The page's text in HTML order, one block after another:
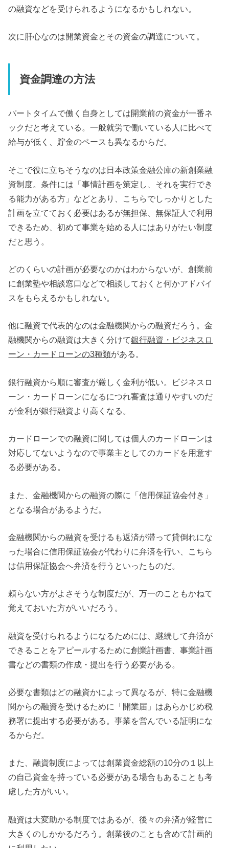
の融資などを受けられるようになるかもしれない。
次に肝心なのは開業資金とその資金の調達について。
資金調達の方法
パートタイムで働く自身としては開業前の資金が一番ネ
ックだと考えている。一般就労で働いている人に比べて
給与が低く、貯金のペースも異なるからだ。
そこで役に立ちそうなのは日本政策金融公庫の新創業融
資制度。条件には「事情計画を策定し、それを実行でき
る能力がある方」などとあり、こちらでしっかりとした
計画を立てておく必要はあるが無担保、無保証人で利用
できるため、初めて事業を始める人にはありがたい制度
だと思う。
どのくらいの計画が必要なのかはわからないが、創業前
に創業塾や相談窓口などで相談しておくと何かアドバイ
スをもらえるかもしれない。
他に融資で代表的なのは金融機関からの融資だろう。金
融機関からの融資は大きく分けて銀行融資・ビジネスロ
ーン・カードローンの3種類がある。
銀行融資から順に審査が厳しく金利が低い。ビジネスロ
ーン・カードローンになるにつれ審査は通りやすいのだ
が金利が銀行融資より高くなる。
カードローンでの融資に関しては個人のカードローンは
対応してないようなので事業主としてのカードを用意す
る必要がある。
また、金融機関からの融資の際に「信用保証協会付き」
となる場合があるようだ。
金融機関からの融資を受けるも返済が滞って貸倒れにな
った場合に信用保証協会が代わりに弁済を行い、こちら
は信用保証協会へ弁済を行うといったものだ。
頼らない方がよさそうな制度だが、万一のこともかねて
覚えておいた方がいいだろう。
融資を受けられるようになるためには、継続して弁済が
できることをアピールするために創業計画書、事業計画
書などの書類の作成・提出を行う必要がある。
必要な書類はどの融資かによって異なるが、特に金融機
関からの融資を受けるために「開業届」はあらかじめ税
務署に提出する必要がある。事業を営んでいる証明にな
るからだ。
また、融資制度によっては創業資金総額の10分の１以上
の自己資金を持っている必要がある場合もあることも考
慮した方がいい。
融資は大変助かる制度ではあるが、後々の弁済が経営に
大きくのしかかるだろう。創業後のことも含めて計画的